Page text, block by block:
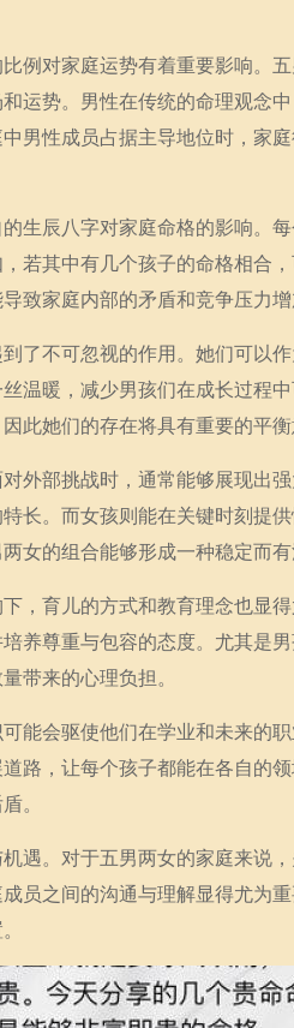
例对家庭运势有着重要影响。
运势。男性在传统的命理观念
男性成员占据主导地位时，家
生辰八字对家庭命格的影响。
若其中有几个孩子的命格相合
致家庭内部的矛盾和竞争压力增
了不可忽视的作用。她们可以
温暖，减少男孩们在成长过程
此她们的存在将具有重要的平衡
外部挑战时，通常能够展现出
长。而女孩则能在关键时刻提
女的组合能够形成一种稳定而有
，育儿的方式和教育理念也显
养尊重与包容的态度。尤其是
带来的心理负担。
能会驱使他们在学业和未来的
路，让每个孩子都能在各自的
。
遇。对于五男两女的家庭来说
员之间的沟通与理解显得尤为